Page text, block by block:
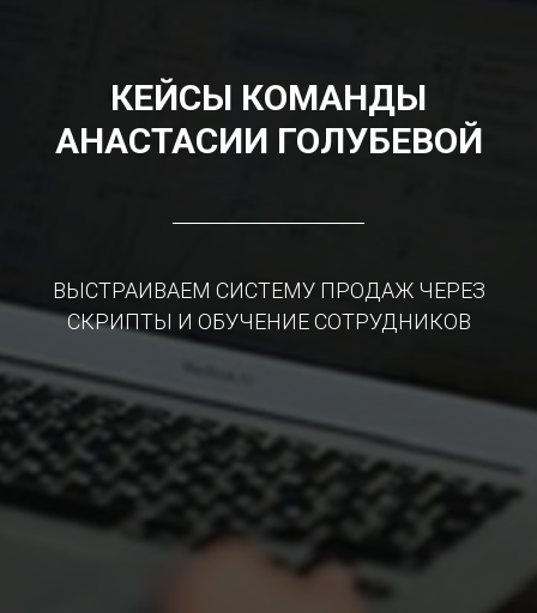
КЕЙСЫ КОМАНДЫ
АНАСТАСИИ ГОЛУБЕВОЙ
ВЫСТРАИВАЕМ СИСТЕМУ ПРОДАЖ ЧЕРЕЗ
СКРИПТЫ И ОБУЧЕНИЕ СОТРУДНИКОВ